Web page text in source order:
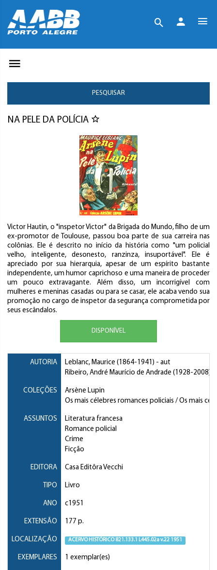
PESQUISAR
NA PELE DA POLÍCIA
Victor Hautin, o "inspetor Victor" da Brigada do Mundo, filho de um
ex-promotor de Toulouse, passou boa parte de sua carreira nas
colônias. Ele é descrito no início da história como "um policial
velho, inteligente, desonesto, ranzinza, insuportável". Ele é
apreciado por sua hierarquia, apesar de um espírito bastante
independente, um humor caprichoso e uma maneira de proceder
um pouco extravagante. Além disso, um incorrigível com
mulheres e meninas casadas ou para se casar, ele acaba vendo sua
promoção no cargo de inspetor da segurança comprometida por
seus escândalos.
DISPONÍVEL
AUTORIA Leblanc, Maurice (1864-1941) - aut
Ribeiro, André Maurício de Andrade (1928-2008) -
COLEÇÕES
Arsène Lupin
Os mais célebres romances policiais / Os mais
ASSUNTOS
Literatura francesa
Romance policial
Crime
Ficção
EDITORA Casa Editôra Vecchi
TIPO Livro
ANO c1951
EXTENSÃO 177 p.
LOCALIZAÇÃO ACERVO HISTÓRICO 821.133.1 L445.02a v.22 1951
EXEMPLARES 1 exemplar(es)